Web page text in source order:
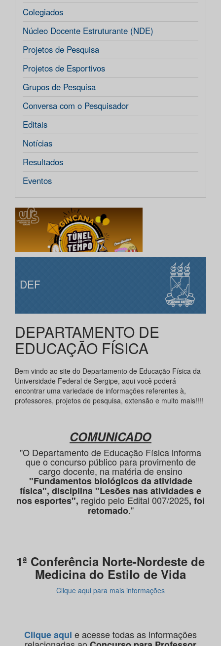
Colegiados
Núcleo Docente Estruturante (NDE)
Projetos de Pesquisa
Projetos de Esportivos
Grupos de Pesquisa
Conversa com o Pesquisador
Editais
Notícias
Resultados
Eventos
DEF
DEPARTAMENTO DE
EDUCAÇÃO FÍSICA
Bem vindo ao site do Departamento de Educação Física da
Universidade Federal de Sergipe, aqui você poderá
encontrar uma variedade de informações referentes à,
professores, projetos de pesquisa, extensão e muito mais!!!!
COMUNICADO
"O Departamento de Educação Física informa
que o concurso público para provimento de
cargo docente, na matéria de ensino
"Fundamentos biológicos da atividade
física", disciplina "Lesões nas atividades e
nos esportes", regido pelo Edital 007/2025, foi
retomado."
1ª Conferência Norte-Nordeste de
Medicina do Estilo de Vida
Clique aqui para mais informações
Clique aqui e acesse todas as informações